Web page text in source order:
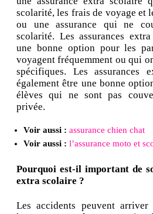
scolarité, les frais de voyage et
ou une assurance qui ne
scolarité. Les assurances
une bonne option pour les
voyagent fréquemment ou qui
spécifiques. Les assurances
également être une bonne
élèves qui ne sont pas
privée.
Voir aussi : assurance chien chat
Voir aussi : l’assurance moto et
Pourquoi est-il important de
extra scolaire ?
Les accidents peuvent